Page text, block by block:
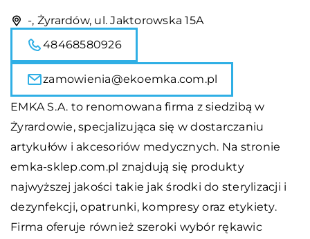
-, Żyrardów, ul. Jaktorowska 15A
48468580926
zamowienia@ekoemka.com.pl
EMKA S.A. to renomowana firma z siedzibą w
Żyrardowie, specjalizująca się w dostarczaniu
artykułów i akcesoriów medycznych. Na stronie
emka-sklep.com.pl znajdują się produkty
najwyższej jakości takie jak środki do sterylizacji i
dezynfekcji, opatrunki, kompresy oraz etykiety.
Firma oferuje również szeroki wybór rękawic